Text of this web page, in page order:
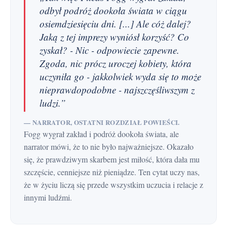
odbył podróż dookoła świata w ciągu
osiemdziesięciu dni. [...] Ale cóż dalej?
Jaką z tej imprezy wyniósł korzyść? Co
zyskał? - Nic - odpowiecie zapewne.
Zgoda, nic prócz uroczej kobiety, która
uczyniła go - jakkolwiek wyda się to może
nieprawdopodobne - najszczęśliwszym z
ludzi.”
— NARRATOR, OSTATNI ROZDZIAŁ POWIEŚCI.
Fogg wygrał zakład i podróż dookoła świata, ale
narrator mówi, że to nie było najważniejsze. Okazało
się, że prawdziwym skarbem jest miłość, która dała mu
szczęście, cenniejsze niż pieniądze. Ten cytat uczy nas,
że w życiu liczą się przede wszystkim uczucia i relacje z
innymi ludźmi.